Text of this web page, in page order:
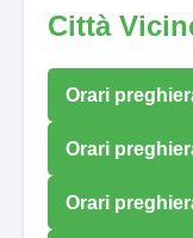
Città
Orari
Orari
Orari